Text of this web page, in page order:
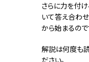
さらに力を付
いて答え合わ
から始まるので
解説は何度も